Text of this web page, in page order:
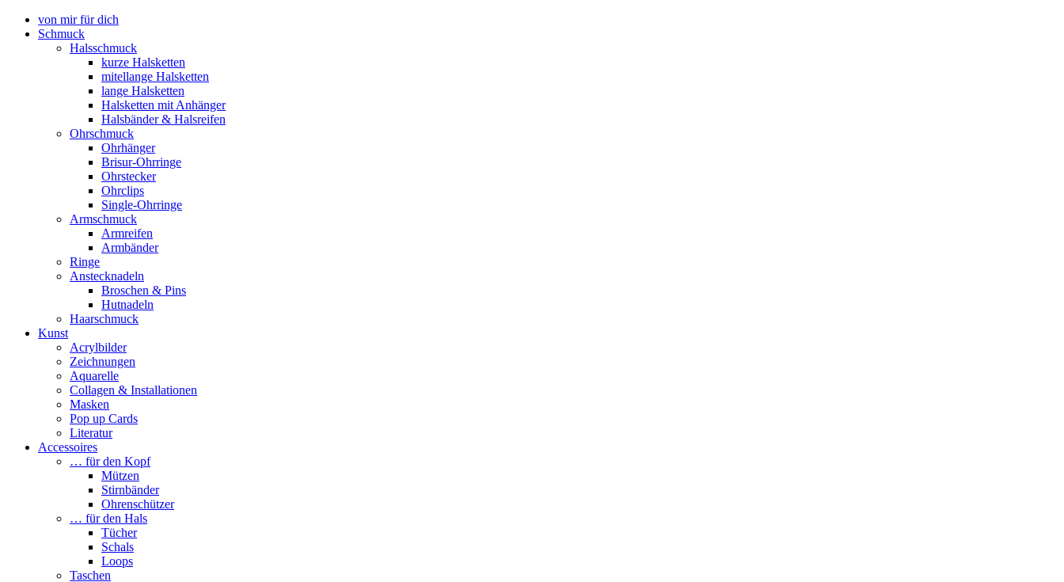
von mir für dich
Schmuck
Halsschmuck
kurze Halsketten
mitellange Halsketten
lange Halsketten
Halsketten mit Anhänger
Halsbänder & Halsreifen
Ohrschmuck
Ohrhänger
Brisur-Ohrringe
Ohrstecker
Ohrclips
Single-Ohrringe
Armschmuck
Armreifen
Armbänder
Ringe
Anstecknadeln
Broschen & Pins
Hutnadeln
Haarschmuck
Kunst
Acrylbilder
Zeichnungen
Aquarelle
Collagen & Installationen
Masken
Pop up Cards
Literatur
Accessoires
… für den Kopf
Mützen
Stirnbänder
Ohrenschützer
… für den Hals
Tücher
Schals
Loops
Taschen